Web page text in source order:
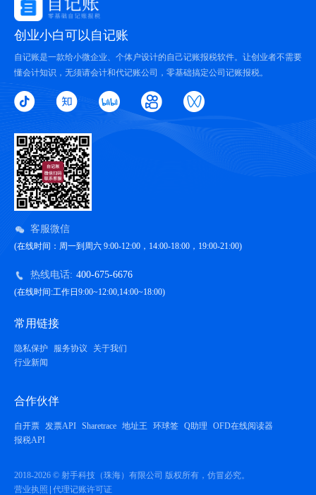
创业小白可以自记账
自记账是一款给小微企业、个体户设计的自己记账报税软件。让创业者不需要
懂会计知识，无须请会计和代记账公司，零基础搞定公司记账报税。
客服微信
(在线时间：周一到周六 9:00-12:00，14:00-18:00，19:00-21:00)
热线电话: 400-675-6676
(在线时间:工作日9:00~12:00,14:00~18:00)
常用链接
隐私保护 服务协议
关于我们
行业新闻
合作伙伴
自开票 发票API Sharetrace 地址王 环球签 Q助理
OFD在线阅读器
报税API
2018-2026 © 射手科技（珠海）有限公司 版权所有，仿冒必究。
营业执照 代理记账许可证